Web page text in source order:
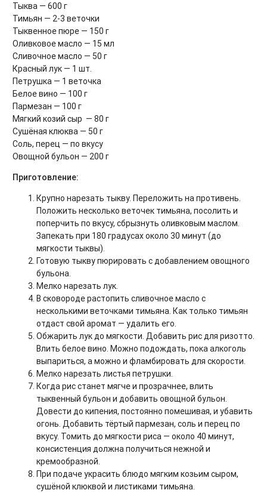
Тыква — 600 г
Тимьян — 2-3 веточки
Тыквенное пюре — 150 г
Оливковое масло — 15 мл
Сливочное масло — 50 г
Красный лук — 1 шт.
Петрушка — 1 веточка
Белое вино — 100 г
Пармезан — 100 г
Мягкий козий сыр — 80 г
Сушёная клюква — 50 г
Соль, перец — по вкусу
Овощной бульон — 200 г
Приготовление:
Крупно нарезать тыкву. Переложить на противень.
Положить несколько веточек тимьяна, посолить и
поперчить по вкусу, сбрызнуть оливковым маслом.
Запекать при 180 градусах около 30 минут (до
мягкости тыквы).
Готовую тыкву пюрировать с добавлением овощного
бульона.
Мелко нарезать лук.
В сковороде растопить сливочное масло с
несколькими веточками тимьяна. Как только тимьян
отдаст свой аромат — удалить его.
Обжарить лук до мягкости. Добавить рис для ризотто.
Влить белое вино. Можно подождать, пока алкоголь
выпариться, а можно и фламбировать для скорости.
Мелко нарезать листья петрушки.
Когда рис станет мягче и прозрачнее, влить
тыквенный бульон и добавить овощной бульон.
Довести до кипения, постоянно помешивая, и убавить
огонь. Добавить тёртый пармезан, соль и перец по
вкусу. Томить до мягкости риса — около 40 минут,
консистенция должна получиться нежной и
кремообразной.
При подаче украсить блюдо мягким козьим сыром,
сушёной клюквой и листиками тимьяна.